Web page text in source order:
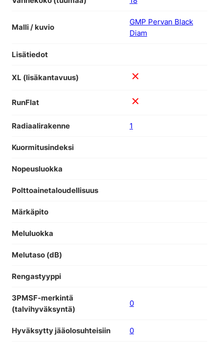
Malli / kuvio
GMP Pervan Black
Diam
Lisätiedot
XL (lisäkantavuus)
RunFlat
Radiaalirakenne 1
Kuormitusindeksi
Nopeusluokka
Polttoainetaloudellisuus
Märkäpito
Meluluokka
Melutaso (dB)
Rengastyyppi
3PMSF-merkintä
(talvihyväksyntä)
0
Hyväksytty jääolosuhteisiin 0